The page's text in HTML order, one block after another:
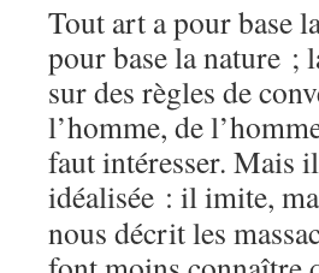
Tout art a pour base
pour base la nature ;
sur des règles de
l’homme, de
faut intéresser. Mais
idéalisée : il imite,
nous décrit les